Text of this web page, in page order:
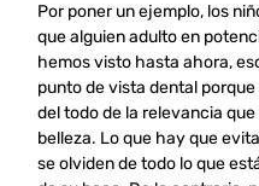
Por poner un ejemplo, los
que alguien adulto en
hemos visto hasta ahora,
punto de vista dental
del todo de la relevancia
belleza. Lo que hay que
se olviden de todo lo que